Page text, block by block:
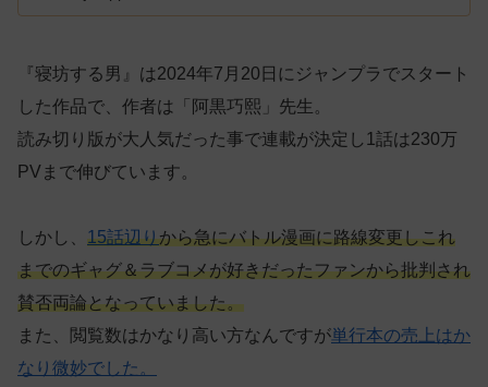
『寝坊する男』は2024年7月20日にジャンプラでスタート
した作品で、作者は「阿黒巧熙」先生。
読み切り版が大人気だった事で連載が決定し1話は230万
PVまで伸びています。
しかし、 15話辺りから急にバトル漫画に路線変更しこれ
までのギャグ＆ラブコメが好きだったファンから批判され
賛否両論となっていました。
また、閲覧数はかなり高い方なんですが単行本の売上はか
なり微妙でした。